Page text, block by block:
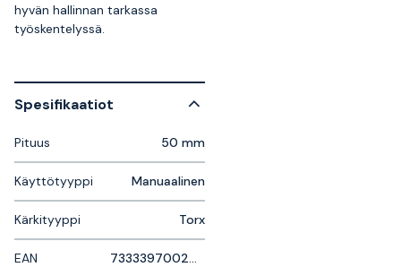
hyvän hallinnan tarkassa
työskentelyssä.
Spesifikaatiot
Pituus 50 mm
Käyttötyyppi Manuaalinen
Kärkityyppi Torx
EAN 7333397002061